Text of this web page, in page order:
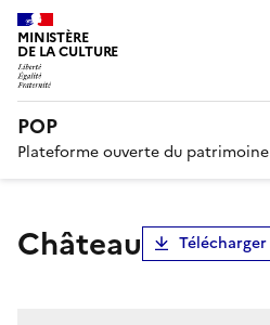
MINISTÈRE
DE LA CULTURE
POP
Plateforme ouverte du patrimoine
château Télécharger